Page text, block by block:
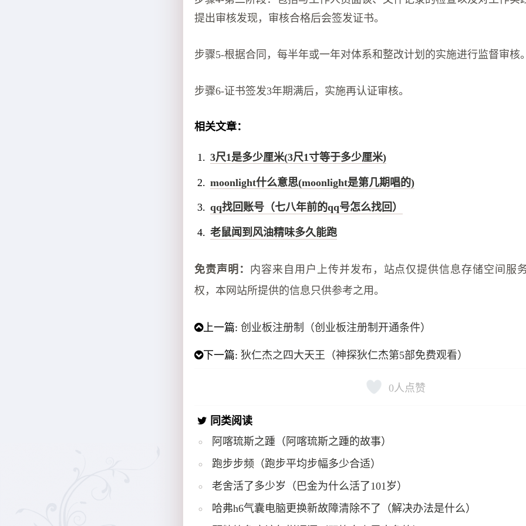
提出审核发现，审核合格后会签发证书。
步骤5-根据合同，每半年或一年对体系和整改计划的实施进行监督审核
步骤6-证书签发3年期满后，实施再认证审核。
相关文章：
3尺1是多少厘米(3尺1寸等于多少厘米)
moonlight什么意思(moonlight是第几期唱的)
qq找回账号（七八年前的qq号怎么找回）
老鼠闻到风油精味多久能跑
免责声明： 内容来自用户上传并发布，站点仅提供信息存储空间服
权，本网站所提供的信息只供参考之用。
上一篇:创业板注册制（创业板注册制开通条件）
下一篇:狄仁杰之四大天王（神探狄仁杰第5部免费观看）
0人点赞
同类阅读
阿喀琉斯之踵（阿喀琉斯之踵的故事）
跑步步频（跑步平均步幅多少合适）
老舍活了多少岁（巴金为什么活了101岁）
哈弗h6气囊电脑更换新故障清除不了（解决办法是什么）